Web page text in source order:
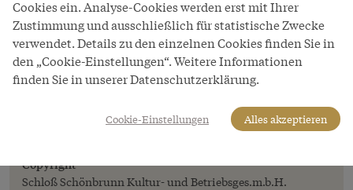
im Ornat des Goldenen Vlieses
(Ausschnitt), Ölgemälde, 1832
Copyright
Schloß Schönbrunn Kultur- und Betriebsges.m.b.H.
Cookies ein. Analyse-Cookies werden erst mit Ihrer
Zustimmung und ausschließlich für statistische Zwecke
verwendet. Details zu den einzelnen Cookies finden Sie in
den „Cookie-Einstellungen“. Weitere Informationen
finden Sie in unserer Datenschutzerklärung.
Cookie-Einstellungen Alles akzeptieren